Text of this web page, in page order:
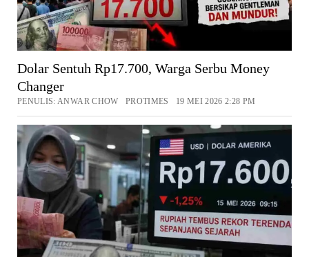
Dolar Sentuh Rp17.700, Warga Serbu Money
Changer
PENULIS: ANWAR CHOW PROTIMES 19 MEI 2026 2:28 PM